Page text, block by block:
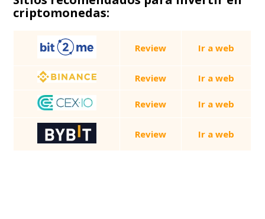
criptomonedas:
Review Ir a web
Review Ir a web
Review Ir a web
Review Ir a web